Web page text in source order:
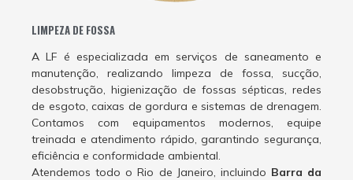
LIMPEZA DE FOSSA
A LF é especializada em serviços de saneamento e
manutenção, realizando limpeza de fossa, sucção,
desobstrução, higienização de fossas sépticas, redes
de esgoto, caixas de gordura e sistemas de drenagem.
Contamos com equipamentos modernos, equipe
treinada e atendimento rápido, garantindo segurança,
eficiência e conformidade ambiental.
Atendemos todo o Rio de Janeiro, incluindo Barra da